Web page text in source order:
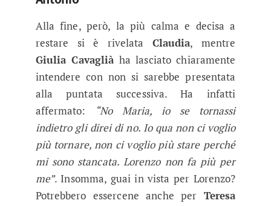
Alla fine, però, la più calma e decisa a
restare si è rivelata Claudia, mentre
Giulia Cavagliàha lasciato chiaramente
intendere con non si sarebbe presentata
alla puntata successiva. Ha infatti
affermato:
“No Maria, io se tornassi
indietro gli direi di no. Io qua non ci voglio
più tornare, non ci voglio più stare perché
mi sono stancata. Lorenzo non fa più per
me”. Insomma, guai in vista per Lorenzo?
Potrebbero essercene anche per Teresa